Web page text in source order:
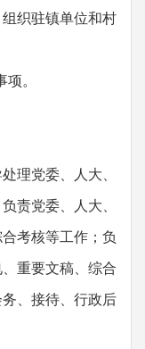
织驻镇单位和村
。
党委、人大、
责党委、人大、
考核等工作；负
重要文稿、综合
、接待、行政后